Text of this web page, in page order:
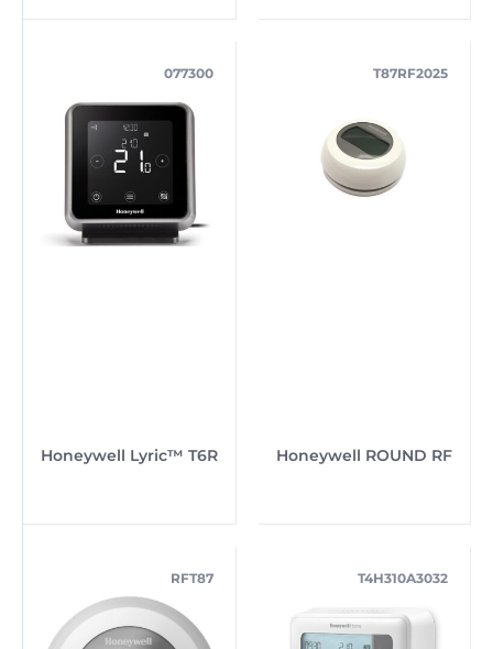
Honeywell Lyric™ T6R
077300
Honeywell ROUND RF
T87RF2025
RFT87 T4H310A3032